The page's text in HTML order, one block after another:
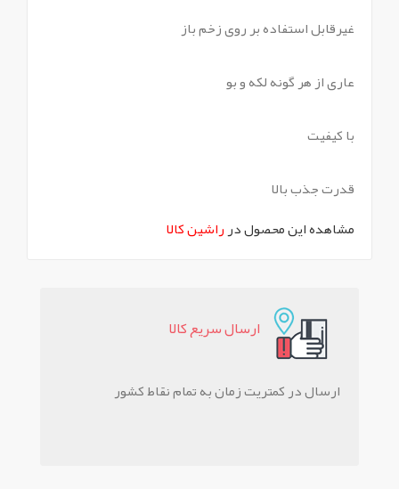
غیرقابل استفاده بر روی زخم باز
عاری از هر گونه لکه و بو
با کیفیت
قدرت جذب بالا
مشاهده این محصول درراشین کالا
ارسال سريع کالا
ارسال در کمتریت زمان به تمام نقاط کشور